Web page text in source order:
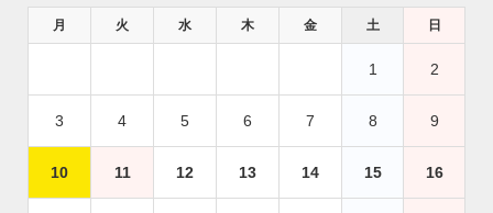
月 火 水 木 金 土 日
1 2
3 4 5 6 7 8 9
10 11 12 13 14 15 16